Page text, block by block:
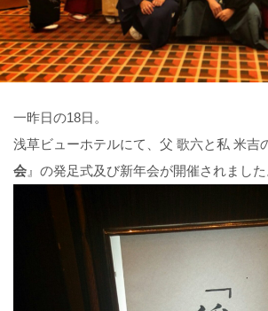
一昨日の18日。
浅草ビューホテルにて、父 歌六と私 米吉
会 』の発足式及び新年会が開催されました